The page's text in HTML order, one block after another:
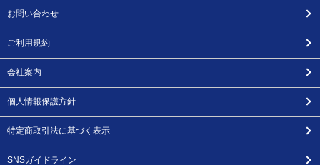
お問い合わせ
ご利用規約
会社案内
個人情報保護方針
特定商取引法に基づく表示
SNSガイドライン